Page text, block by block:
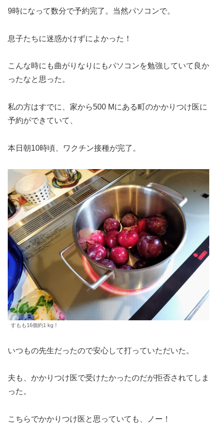
9時になって数分で予約完了。当然パソコンで。
息子たちに迷惑かけずによかった！
こんな時にも曲がりなりにもパソコンを勉強していて良か
ったなと思った。
私の方はすでに、家から500 Mにある町のかかりつけ医に
予約ができていて、
本日朝10時頃、ワクチン接種が完了。
すもも16個約1 kg！
いつもの先生だったので安心して打っていただいた。
夫も、かかりつけ医で受けたかったのだが拒否されてしま
った。
こちらでかかりつけ医と思っていても、ノー！